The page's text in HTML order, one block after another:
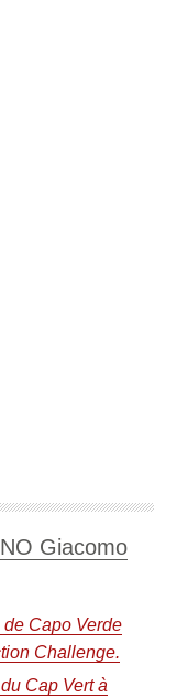
Giacomo
Capo Verde
Challenge.
Cap Vert à